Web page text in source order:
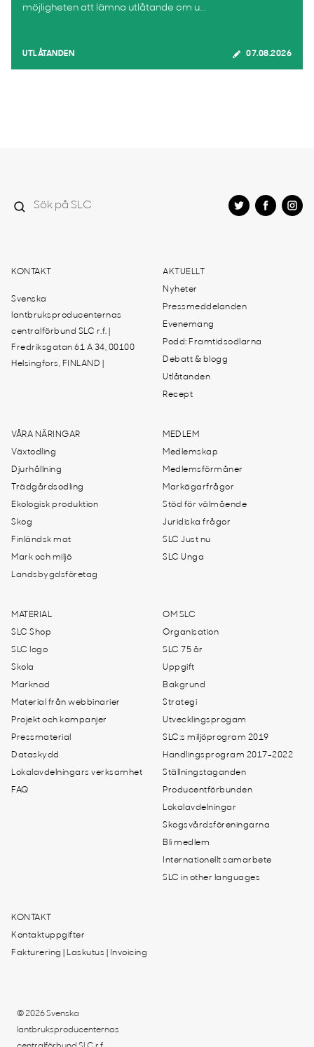
möjligheten att lämna utlåtande om u...
UTLÅTANDEN 07.08.2026
KONTAKT
Svenska
lantbruksproducenternas
centralförbund SLC r.f. |
Fredriksgatan 61 A 34, 00100
Helsingfors, FINLAND |
AKTUELLT
Nyheter
Pressmeddelanden
Evenemang
Podd: Framtidsodlarna
Debatt & blogg
Utlåtanden
Recept
VÅRA NÄRINGAR
Växtodling
Djurhållning
Trädgårdsodling
Ekologisk produktion
Skog
Finländsk mat
Mark och miljö
Landsbygdsföretag
MEDLEM
Medlemskap
Medlemsförmåner
Markägarfrågor
Stöd för välmående
Juridiska frågor
SLC Just nu
SLC Unga
MATERIAL
SLC Shop
SLC logo
Skola
Marknad
Material från webbinarier
Projekt och kampanjer
Pressmaterial
Dataskydd
Lokalavdelningars verksamhet
FAQ
OM SLC
Organisation
SLC 75 år
Uppgift
Bakgrund
Strategi
Utvecklingsprogam
SLC:s miljöprogram 2019
Handlingsprogram 2017-2022
Ställningstaganden
Producentförbunden
Lokalavdelningar
Skogsvårdsföreningarna
Bli medlem
Internationellt samarbete
SLC in other languages
KONTAKT
Kontaktuppgifter
Fakturering | Laskutus | Invoicing
© 2026 Svenska
lantbruksproducenternas